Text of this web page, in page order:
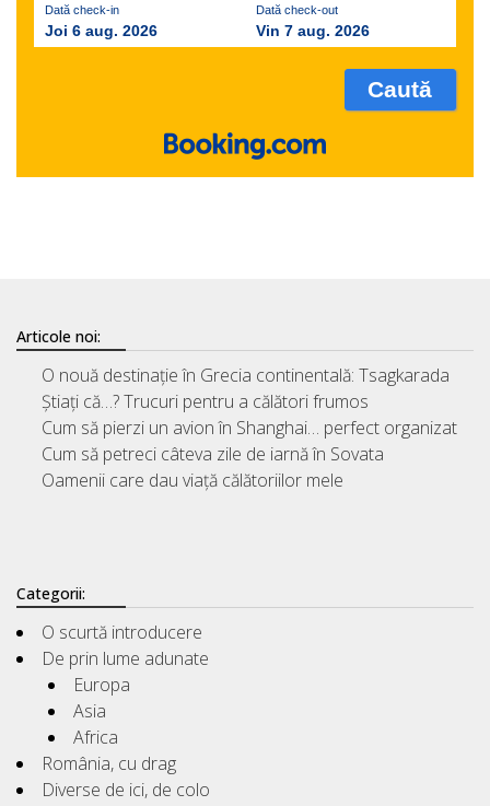
Dată check-in
Joi 6 aug. 2026
Dată check-out
Vin 7 aug. 2026
Articole noi:
O nouă destinație în Grecia continentală: Tsagkarada
Știați că…? Trucuri pentru a călători frumos
Cum să pierzi un avion în Shanghai… perfect organizat
Cum să petreci câteva zile de iarnă în Sovata
Oamenii care dau viață călătoriilor mele
Categorii:
O scurtă introducere
De prin lume adunate
Europa
Asia
Africa
România, cu drag
Diverse de ici, de colo